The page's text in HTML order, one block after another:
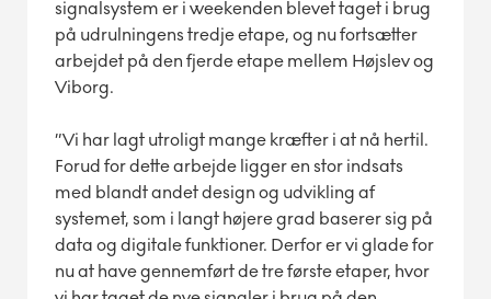
signalsystem er i weekenden blevet taget i brug
på udrulningens tredje etape, og nu fortsætter
arbejdet på den fjerde etape mellem Højslev og
Viborg.
”Vi har lagt utroligt mange kræfter i at nå hertil.
Forud for dette arbejde ligger en stor indsats
med blandt andet design og udvikling af
systemet, som i langt højere grad baserer sig på
data og digitale funktioner. Derfor er vi glade for
nu at have gennemført de tre første etaper, hvor